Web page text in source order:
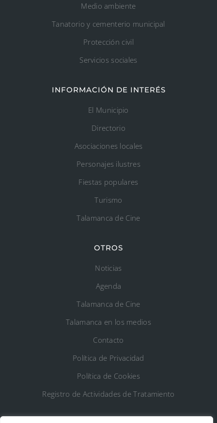
Medio ambiente
Tanatorio y cementerio municipal
Protección civil
Servicios sociales
INFORMACIÓN DE INTERÉS
El Municipio
Directorio
Asociaciones locales
Personajes ilustres
Fiestas populares
Turismo
Talamanca de Cine
OTROS
Noticias
Agenda
Talamanca de Cine
Talamanca en los medios
Contacto
Política de Privacidad
Política de Cookies
Registro de Actividades de Tratamiento